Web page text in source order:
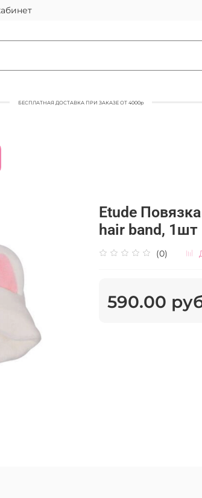
БЕСПЛАТНАЯ ДОСТАВКА ПРИ ЗАКАЗЕ ОТ 4000р
Etude
hair band, 1шт
(0)
590.00